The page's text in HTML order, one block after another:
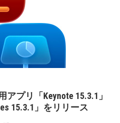
アプリ「Keynote 15.3.1」
15.3.1」をリリース